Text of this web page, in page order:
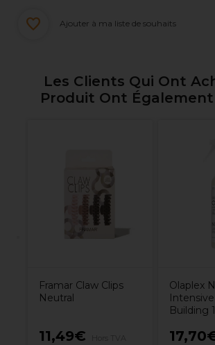
Ajouter à ma liste de souhaits
Les Clients Qui Ont
Produit Ont
Framar Claw Clips
Neutral
11,49€
Olaplex
Building